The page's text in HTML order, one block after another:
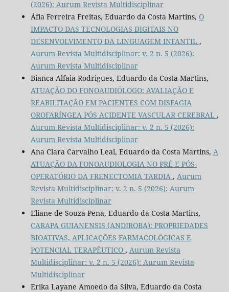
(2026): Aurum Revista Multidisciplinar
Áfia Ferreira Freitas, Eduardo da Costa Martins, O
IMPACTO DAS TECNOLOGIAS DIGITAIS NO
DESENVOLVIMENTO DA LINGUAGEM INFANTIL ,
Aurum Revista Multidisciplinar: v. 2 n. 5 (2026):
Aurum Revista Multidisciplinar
Bianca Alfaia Rodrigues, Eduardo da Costa Martins,
ATUAÇÃO DO FONOAUDIÓLOGO: AVALIAÇÃO E
REABILITAÇÃO EM PACIENTES COM DISFAGIA
OROFARÍNGEA PÓS ACIDENTE VASCULAR CEREBRAL ,
Aurum Revista Multidisciplinar: v. 2 n. 5 (2026):
Aurum Revista Multidisciplinar
Ana Clara Carvalho Leal, Eduardo da Costa Martins, A
ATUAÇÃO DA FONOAUDIOLOGIA NO PRÉ E PÓS-
OPERATÓRIO DA FRENECTOMIA TARDIA , Aurum
Revista Multidisciplinar: v. 2 n. 5 (2026): Aurum
Revista Multidisciplinar
Eliane de Souza Pena, Eduardo da Costa Martins,
CARAPA GUIANENSIS (ANDIROBA): PROPRIEDADES
BIOATIVAS, APLICAÇÕES FARMACOLÓGICAS E
POTENCIAL TERAPÊUTICO , Aurum Revista
Multidisciplinar: v. 2 n. 5 (2026): Aurum Revista
Multidisciplinar
Erika Layane Amoedo da Silva, Eduardo da Costa